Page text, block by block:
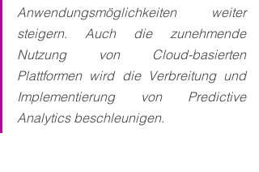
Anwendungsmöglichkeiten weiter
steigern. Auch die zunehmende
Nutzung von Cloud-basierten
Plattformen wird die Verbreitung und
Implementierung von Predictive
Analytics beschleunigen.